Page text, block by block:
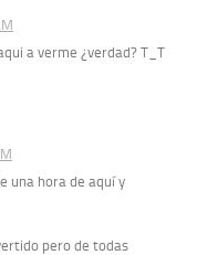
a verme ¿verdad? T_T
una hora de aquí y
pero de todas